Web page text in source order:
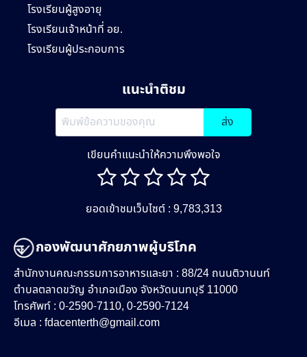
โรงเรียนผู้สูงอายุ
โรงเรียนเจ้าหน้าที่ อย.
โรงเรียนผู้ประกอบการ
แนะนำติชม
ส่ง
เขียนคำแนะนำให้ความพึงพอใจ
ยอดเข้าชมเว็บไซต์ : 9,783,313
กองพัฒนาศักยภาพผู้บริโภค
สำนักงานคณะกรรมการอาหารและยา : 88/24 ถนนติวานนท์
ตำบลตลาดขวัญ อำเภอเมือง จังหวัดนนทบุรี 11000
โทรศัพท์ : 0-2590-7110, 0-2590-7124
อีเมล : fdacenterth@gmail.com